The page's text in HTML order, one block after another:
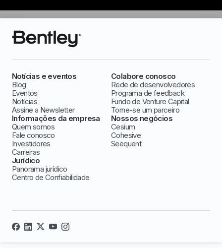
Notícias e eventos
Blog
Eventos
Notícias
Assine a Newsletter
Colabore conosco
Rede de desenvolvedores
Programa de feedback
Fundo de Venture Capital
Torne-se um parceiro
Informações da empresa
Quem somos
Fale conosco
Investidores
Carreiras
Nossos negócios
Cesium
Cohesive
Seequent
Jurídico
Panorama jurídico
Centro de Confiabilidade